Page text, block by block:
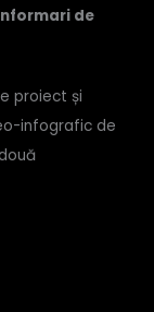
de
proiect și
infografic de